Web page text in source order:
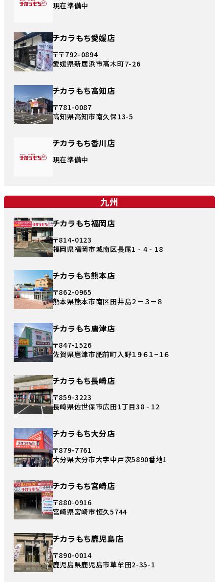
現在準備中
チカラもち愛媛店
〒〒792-0894
愛媛県新居浜市高木町7-26
チカラもち高知店
〒781-0087
高知県高知市南久保13-5
チカラもち香川店
現在準備中
九州
チカラもち福岡店
〒814-0123
福岡県福岡市城南区長尾1‐4‐18
チカラもち熊本店
〒862-0965
熊本県熊本市南区田井島２－３－８
チカラもち唐津店
〒847-1526
佐賀県唐津市肥前町入野１９６１−１６
チカラもち長崎店
〒859-3223
長崎県佐世保市広田1丁目38 - 12
チカラもち大分店
〒879-7761
大分県大分市大字中戸次5890番地1
チカラもち宮崎店
〒880-0916
宮崎県宮崎市恒久5744
チカラもち鹿児島店
〒890-0014
鹿児島県鹿児島市草牟田2-35-1